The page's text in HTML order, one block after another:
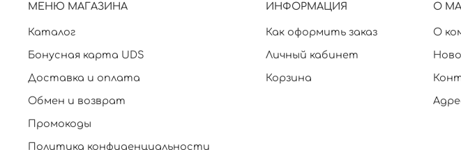
МЕНЮ МАГАЗИНА
Каталог
Бонусная карта UDS
Доставка и оплата
Обмен и возврат
Промокоды
Политика конфиденциальности
ИНФОРМАЦИЯ
Как оформить заказ
Личный кабинет
Корзина
О
О